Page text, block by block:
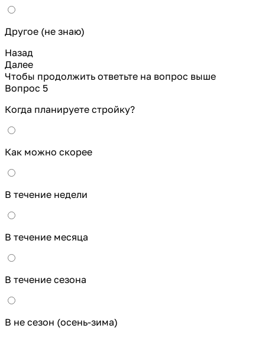
Другое (не знаю)
Назад
Далее
Чтобы продолжить ответьте на вопрос выше
Вопрос 5
Когда планируете стройку?
Как можно скорее
В течение недели
В течение месяца
В течение сезона
В не сезон (осень-зима)